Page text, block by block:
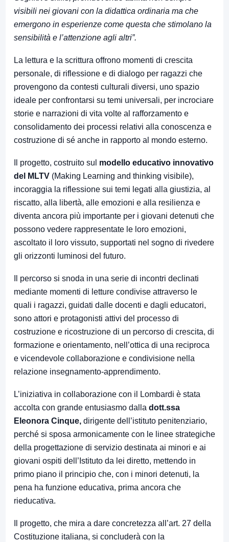
visibili nei giovani con la didattica ordinaria ma che
emergono in esperienze come questa che stimolano la
sensibilità e l’attenzione agli altri”.
La lettura e la scrittura offrono momenti di crescita
personale, di riflessione e di dialogo per ragazzi che
provengono da contesti culturali diversi, uno spazio
ideale per confrontarsi su temi universali, per incrociare
storie e narrazioni di vita volte al rafforzamento e
consolidamento dei processi relativi alla conoscenza e
costruzione di sé anche in rapporto al mondo esterno.
Il progetto, costruito sul modello educativo innovativo
del MLTV (Making Learning and thinking visibile),
incoraggia la riflessione sui temi legati alla giustizia, al
riscatto, alla libertà, alle emozioni e alla resilienza e
diventa ancora più importante per i giovani detenuti che
possono vedere rappresentate le loro emozioni,
ascoltato il loro vissuto, supportati nel sogno di rivedere
gli orizzonti luminosi del futuro.
Il percorso si snoda in una serie di incontri declinati
mediante momenti di letture condivise attraverso le
quali i ragazzi, guidati dalle docenti e dagli educatori,
sono attori e protagonisti attivi del processo di
costruzione e ricostruzione di un percorso di crescita, di
formazione e orientamento, nell’ottica di una reciproca
e vicendevole collaborazione e condivisione nella
relazione insegnamento-apprendimento.
L’iniziativa in collaborazione con il Lombardi è stata
accolta con grande entusiasmo dalla dott.ssa
Eleonora Cinque, dirigente dell’istituto penitenziario,
perché si sposa armonicamente con le linee strategiche
della progettazione di servizio destinata ai minori e ai
giovani ospiti dell’Istituto da lei diretto, mettendo in
primo piano il principio che, con i minori detenuti, la
pena ha funzione educativa, prima ancora che
rieducativa.
Il progetto, che mira a dare concretezza all’art. 27 della
Costituzione italiana, si concluderà con la